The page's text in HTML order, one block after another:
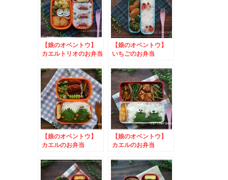
【娘のオベントウ】
カエルトリオのお弁当
【娘のオベントウ】
いちごのお弁当
【娘のオベントウ】
カエルのお弁当
きイースターキャンペ
ーン
【娘のオベントウ】
カエルのお弁当
レゼントキャンペーン